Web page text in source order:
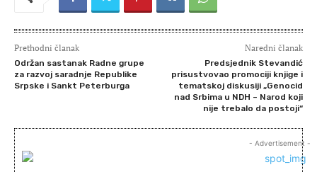
Prethodni članak
Održan sastanak Radne grupe
za razvoj saradnje Republike
Srpske i Sankt Peterburga
Naredni članak
Predsjednik Stevandić
prisustvovao promociji knjige i
tematskoj diskusiji „Genocid
nad Srbima u NDH – Narod koji
nije trebalo da postoji“
- Advertisement -